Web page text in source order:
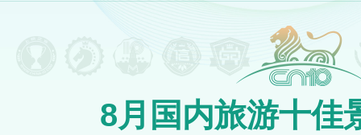
8月国内旅游十佳